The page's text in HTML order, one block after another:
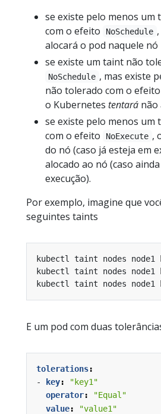
se existe pelo menos um
com o efeito
NoSchedule
alocará o pod naquele nó
se existe um taint não
NoSchedule , mas existe
não tolerado com o efeito
o Kubernetes tentará não
se existe pelo menos um
com o efeito
NoExecute ,
do nó (caso já esteja em
alocado ao nó (caso
execução).
Por exemplo, imagine que
seguintes taints
kubectl taint nodes node1
kubectl taint nodes node1
kubectl taint nodes node1
E um pod com duas
tolerations:
-
key:
"key1"
operator:
"Equal"
value:
"value1"